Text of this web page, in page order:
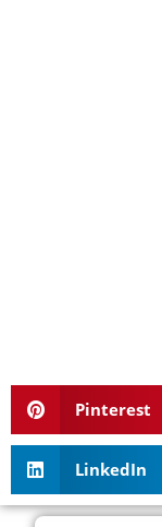
Pinterest
LinkedIn